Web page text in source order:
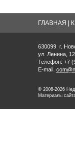
ГЛАВНАЯ
630099, г.
ул. Ленина, 12
Телефон: +7
E-mail:
© 2008-2026
Материалы